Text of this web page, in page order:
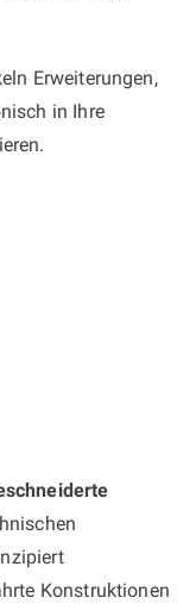
Erweiterungen,
in Ihre
Konstruktionen